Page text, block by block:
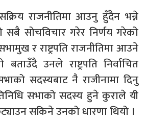
सक्रिय राजनीतिमा आउनु हुँदैन भन्ने
सबै सोचविचार गरेर निर्णय गरेको
र राष्ट्रपति राजनीतिमा आउने
उनले राष्ट्रपति निर्वाचित
सदस्यबाट नै राजीनामा दिनु
सभाको सदस्य हुने कुराले यी
सकिने उनको धारणा थियो ।